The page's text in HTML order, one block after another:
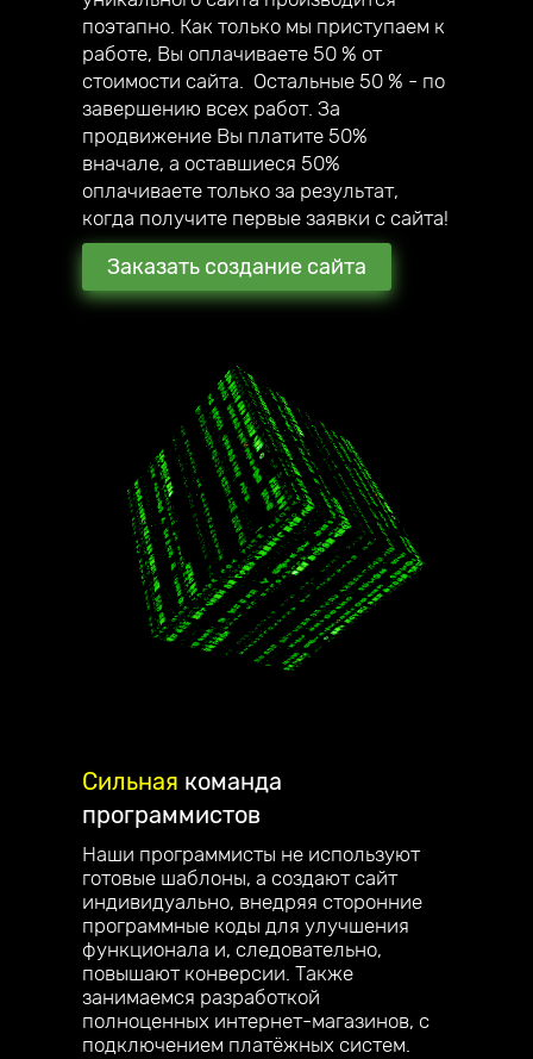
собственный мегамаркетплейс;
— в 2020 году создали авторский online
курс по созданию сайтов под ключ.
2016 год начало работы
стильных сайтов
наши клиенты уже в 17
городах
поэтапно. Как только мы приступаем к
работе, Вы оплачиваете 50 % от
стоимости сайта. Остальные 50 % - по
завершению всех работ. За
продвижение Вы платите 50%
вначале, а оставшиеся 50%
оплачиваете только за результат,
когда получите первые заявки с сайта!
Заказать создание сайта
Сильная команда
программистов
Наши программисты не используют
готовые шаблоны, а создают сайт
индивидуально, внедряя сторонние
программные коды для улучшения
функционала и, следовательно,
повышают конверсии. Также
занимаемся разработкой
полноценных интернет-магазинов, с
подключением платёжных систем.